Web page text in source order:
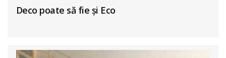
Deco poate să fie și Eco